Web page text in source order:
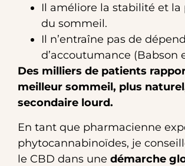
Il améliore la stabilité et
du sommeil.
Il n’entraîne pas de
d’accoutumance (Babson
Des milliers de patients
meilleur sommeil, plus
secondaire lourd.
En tant que pharmacienne
phytocannabinoïdes, je
le CBD dans une démarche